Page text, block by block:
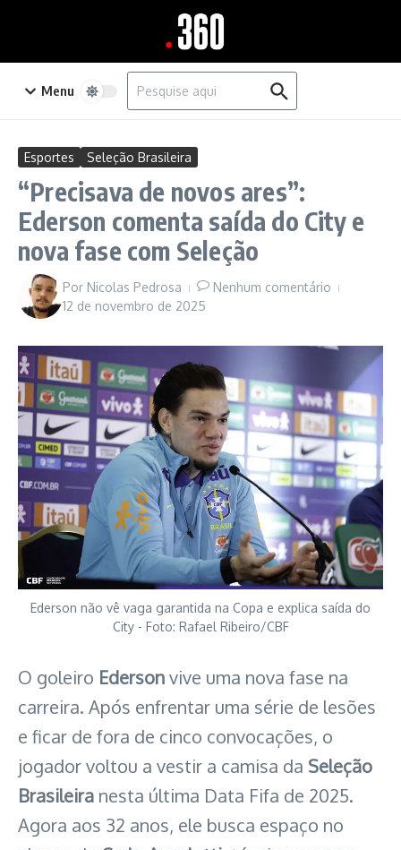
Menu
Procurar por:
Esportes Seleção Brasileira
“Precisava de novos ares”:
Ederson comenta saída do City e
nova fase com Seleção
Por Nicolas Pedrosa
Nenhum comentário
12 de novembro de 2025
Ederson não vê vaga garantida na Copa e explica saída do
City - Foto: Rafael Ribeiro/CBF
O goleiro Edersonvive uma nova fase na
carreira. Após enfrentar uma série de lesões
e ficar de fora de cinco convocações, o
jogador voltou a vestir a camisa da Seleção
Brasileira nesta última Data Fifa de 2025.
Agora aos 32 anos, ele busca espaço no